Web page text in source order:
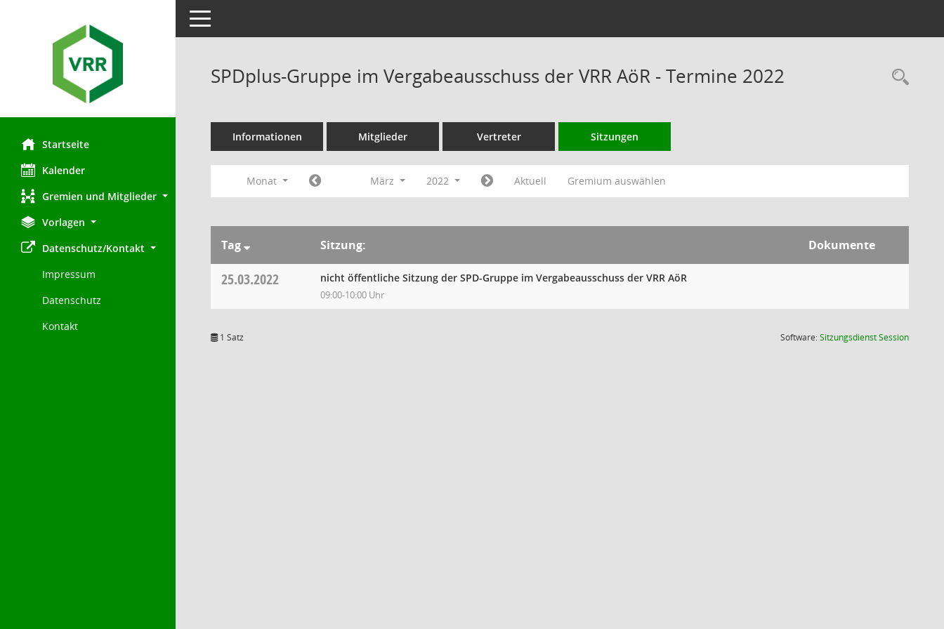
Startseite
Kalender
Gremien und Mitglieder
Vorlagen
Datenschutz/Kontakt
Impressum
Datenschutz
Kontakt
Toggle navigation
SPDplus-Gruppe im Vergabeausschuss der VRR AöR - Termine 2022
Informationen Mitglieder Vertreter Sitzungen
Monat März 2022 Aktuell Gremium auswählen
Tag Sitzung: Dokumente
25.03.2022 nicht öffentliche Sitzung der SPD-Gruppe im Vergabeausschuss der VRR AöR
09:00-10:00 Uhr
1 Satz Software:SitzungsdienstSession(Wird in